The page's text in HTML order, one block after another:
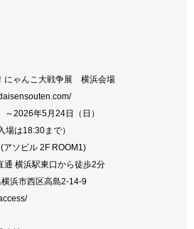
にゃんこ大戦争展 横浜会場
2026年5月24日（日）
は18:30まで）
アソビル 2F ROOM1)
浜駅東口から徒歩2分
市西区高島2-14-9